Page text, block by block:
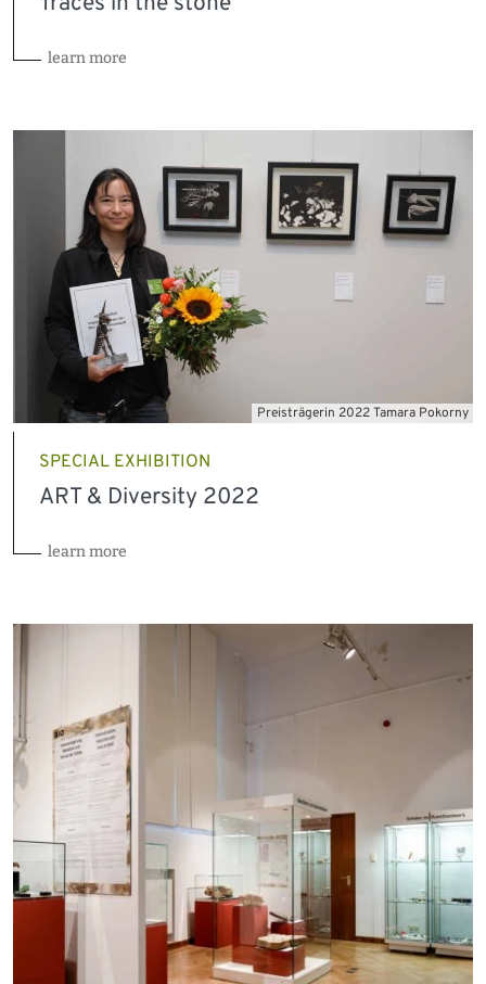
learn more
Preisträgerin 2022 Tamara Pokorny
SPECIAL EXHIBITION
ART & Diversity 2022
learn more